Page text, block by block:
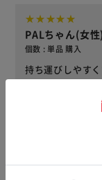
PALちゃん(女性)
個数 : 単品 購入
持ち運びしやすく
個数 : 単品 購入